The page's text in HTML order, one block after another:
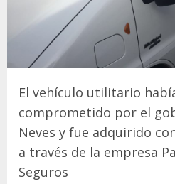
El vehículo utilitario
comprometido por el
Neves y fue adquirido
a través de la empresa
Seguros